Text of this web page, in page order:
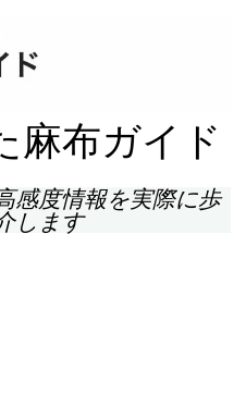
麻布ガイド
感度情報を実際に歩
します